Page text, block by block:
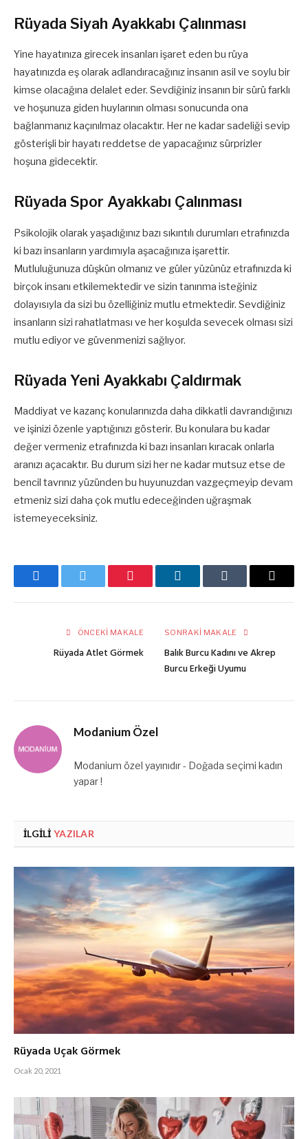
Rüyada Siyah Ayakkabı Çalınması
Yine hayatınıza girecek insanları işaret eden bu rüya
hayatınızda eş olarak adlandıracağınız insanın asil ve soylu bir
kimse olacağına delalet eder. Sevdiğiniz insanın bir sürü farklı
ve hoşunuza giden huylarının olması sonucunda ona
bağlanmanız kaçınılmaz olacaktır. Her ne kadar sadeliği sevip
gösterişli bir hayatı reddetse de yapacağınız sürprizler
hoşuna gidecektir.
Rüyada Spor Ayakkabı Çalınması
Psikolojik olarak yaşadığınız bazı sıkıntılı durumları etrafınızda
ki bazı insanların yardımıyla aşacağınıza işarettir.
Mutluluğunuza düşkün olmanız ve güler yüzünüz etrafınızda ki
birçok insanı etkilemektedir ve sizin tanınma isteğiniz
dolayısıyla da sizi bu özelliğiniz mutlu etmektedir. Sevdiğiniz
insanların sizi rahatlatması ve her koşulda sevecek olması sizi
mutlu ediyor ve güvenmenizi sağlıyor.
Rüyada Yeni Ayakkabı Çaldırmak
Maddiyat ve kazanç konularınızda daha dikkatli davrandığınızı
ve işinizi özenle yaptığınızı gösterir. Bu konulara bu kadar
değer vermeniz etrafınızda ki bazı insanları kıracak onlarla
aranızı açacaktır. Bu durum sizi her ne kadar mutsuz etse de
bencil tavrınız yüzünden bu huyunuzdan vazgeçmeyip devam
etmeniz sizi daha çok mutlu edeceğinden uğraşmak
istemeyeceksiniz.
FacebookTwitter Pinterest LinkedInTumblr
E-
ÖNCEKI MAKALE
Rüyada Atlet Görmek
SONRAKI MAKALE
Balık Burcu Kadını ve Akrep
Burcu Erkeği Uyumu
Modanium Özel
Modanium özel yayınıdır - Doğada seçimi kadın
yapar !
İLGILI YAZILAR
Rüyada Uçak Görmek
Ocak 20, 2021